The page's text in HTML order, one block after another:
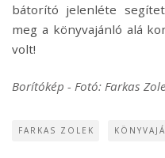
bátorító jelenléte
meg a könyvajánló alá
volt!
Borítókép - Fotó: Farkas
FARKAS ZOLEK